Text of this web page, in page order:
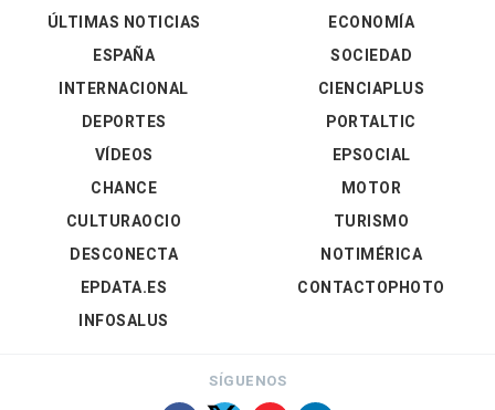
ÚLTIMAS NOTICIAS
ESPAÑA
INTERNACIONAL
DEPORTES
VÍDEOS
ECONOMÍA
SOCIEDAD
CIENCIAPLUS
PORTALTIC
EPSOCIAL
CHANCE
CULTURAOCIO
DESCONECTA
EPDATA.ES
INFOSALUS
MOTOR
TURISMO
NOTIMÉRICA
CONTACTOPHOTO
SÍGUENOS